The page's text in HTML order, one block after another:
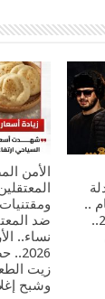
..
الخميس 6 أغسطس 2026..
الأمن
ضد
زيت
وشبح